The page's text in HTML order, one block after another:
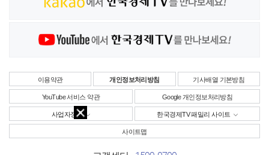
이용약관 개인정보처리방침 기사배열 기본방침
YouTube 서비스 약관 Google 개인정보처리방침
사업자정보 한국경제TV 패밀리 사이트
사이트맵